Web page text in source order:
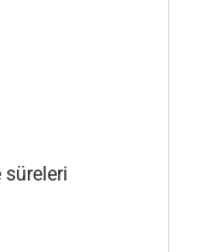
süreleri